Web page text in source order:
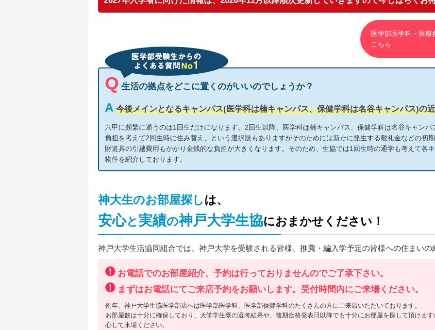
医学部医学科・医
こちら
Q 生活の拠点をどこに置くのがいいのでしょうか？
A 今後メインとなるキャンパス(医学科は楠キャンパス、保健学科は名谷キャンパス)の
六甲に頻繁に通うのは1回生だけになります。2回生以降、医学科は楠キャンパス、保健学科は名谷キャン
負担を考えて2回生時に住み替え、という選択肢もありますがそのためには新たに発生する敷礼金などの初
財道具の引越費用もかかり金銭的な負担が大きくなります。そのため、生協では1回生時の通学も考えて各
物件を紹介しております。
神大生のお部屋探しは、
安心と 実績の神戸大学生協におまかせください！
神戸大学生活協同組合では、神戸大学を受験される皆様、推薦・編入学予定の皆様への住まい
お電話でのお部屋紹介、予約は行っておりませんのでご了承下さい。
まずはお電話にてご来店予約をお願いします。受付時間内にご来場ください。
例年、神戸大学生協医学部店へは医学部医学科、医学部保健学科のたくさんの方にご来店いただいております。
お部屋数は十分に確保しており、大学学生寮の選考結果や、後期合格発表日以降でも十分にお部屋を探して頂けま
心して来場ください。